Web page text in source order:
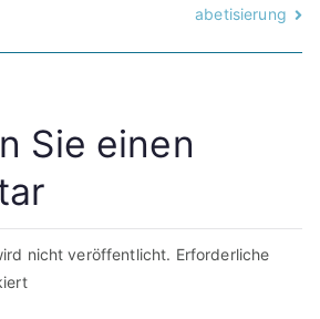
abetisierung
Sie einen
nicht veröffentlicht. Erforderliche